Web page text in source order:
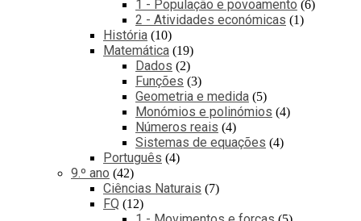
1 - População e povoamento 6
2 - Atividades económicas 1
História 10
Matemática 19
Dados 2
Funções 3
Geometria e medida 5
Monómios e polinómios 4
Números reais 4
Sistemas de equações 4
Português 4
9.º ano 42
Ciências Naturais 7
FQ 12